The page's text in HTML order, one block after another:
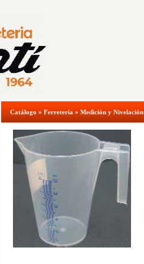
Catálogo » Ferretería » Medición y Nivelación